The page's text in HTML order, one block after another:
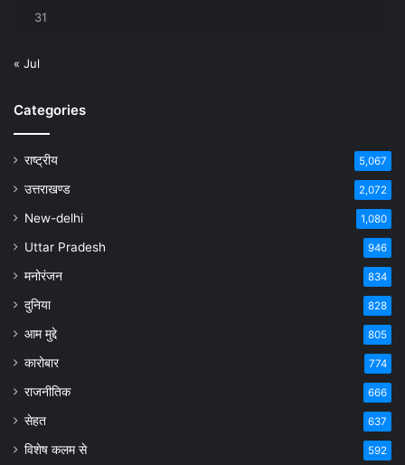
31
« Jul
Categories
राष्ट्रीय 5,067
उत्तराखण्ड 2,072
New-delhi 1,080
Uttar Pradesh 946
मनोरंजन 834
दुनिया 828
आम मुद्दे 805
कारोबार 774
राजनीतिक 666
सेहत 637
विशेष कलम से 592